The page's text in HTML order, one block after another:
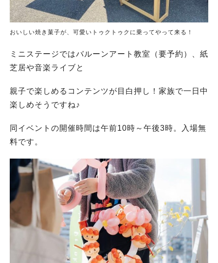
おいしい焼き菓子が、可愛いトゥクトゥクに乗ってやって来る！
ミニステージではバルーンアート教室（要予約）、紙
芝居や音楽ライブと
親子で楽しめるコンテンツが目白押し！家族で一日中
楽しめそうですね♪
同イベントの開催時間は午前10時～午後3時。入場無
料です。